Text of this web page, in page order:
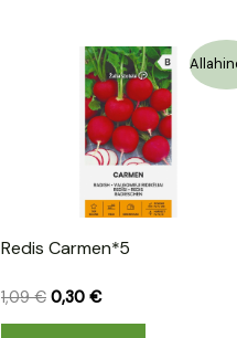
Redis Carmen*5
1,09€
Algne
1,09 €.
0,30 €
Praegune
hind
on:
0,30 €.